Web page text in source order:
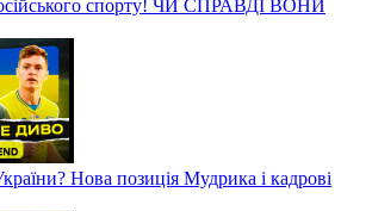
спорту! ЧИ СПРАВДІ ВОНИ
Нова позиція Мудрика і кадрові